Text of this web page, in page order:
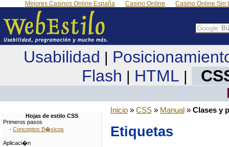
Mejores Casinos Online España Casino Online Casino Online Sin
Usabilidad |
Flash | HTML |
Inicio» CSS» Manual» Clases y
Etiquetas
Hojas de estilo CSS
Primeros pasos
- Conceptos B�sicos
Aplicaci�n